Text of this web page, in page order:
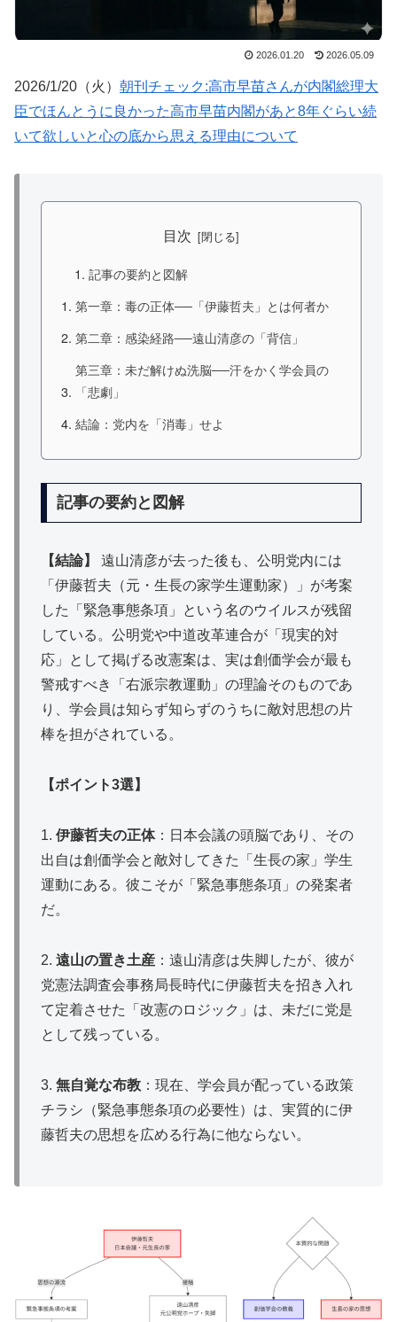
2026.01.20 2026.05.09
2026/1/20（火） 朝刊チェック:高市早苗さんが内閣総理大
臣でほんとうに良かった高市早苗内閣があと8年ぐらい続
いて欲しいと心の底から思える理由について
目次
記事の要約と図解
第一章：毒の正体──「伊藤哲夫」とは何者か
第二章：感染経路──遠山清彦の「背信」
第三章：未だ解けぬ洗脳──汗をかく学会員の
「悲劇」
結論：党内を「消毒」せよ
記事の要約と図解
【結論】
遠山清彦が去った後も、公明党内には
「伊藤哲夫（元・生長の家学生運動家）」が考案
した「緊急事態条項」という名のウイルスが残留
している。公明党や中道改革連合が「現実的対
応」として掲げる改憲案は、実は創価学会が最も
警戒すべき「右派宗教運動」の理論そのものであ
り、学会員は知らず知らずのうちに敵対思想の片
棒を担がされている。
【ポイント3選】
1. 伊藤哲夫の正体：日本会議の頭脳であり、その
出自は創価学会と敵対してきた「生長の家」学生
運動にある。彼こそが「緊急事態条項」の発案者
だ。
2. 遠山の置き土産 ：遠山清彦は失脚したが、彼が
党憲法調査会事務局長時代に伊藤哲夫を招き入れ
て定着させた「改憲のロジック」は、未だに党是
として残っている。
3. 無自覚な布教 ：現在、学会員が配っている政策
チラシ（緊急事態条項の必要性）は、実質的に伊
藤哲夫の思想を広める行為に他ならない。